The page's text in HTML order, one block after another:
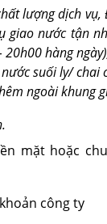
lượng dịch vụ,
giao nước tận
hàng
suối ly/ chai
ngoài khung
mặt hoặc
công ty